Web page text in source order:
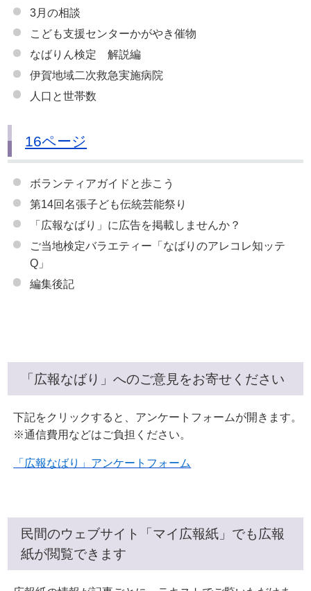
3月の相談
こども支援センターかがやき催物
なばりん検定 解説編
伊賀地域二次救急実施病院
人口と世帯数
16ページ
ボランティアガイドと歩こう
第14回名張子ども伝統芸能祭り
「広報なばり」に広告を掲載しませんか？
ご当地検定バラエティー「なばりのアレコレ知ッテ
Q」
編集後記
「広報なばり」へのご意見をお寄せください
下記をクリックすると、アンケートフォームが開きます。
※通信費用などはご負担ください。
「広報なばり」アンケート フォーム
民間のウェブサイト「マイ広報紙」でも広報
紙が閲覧できます